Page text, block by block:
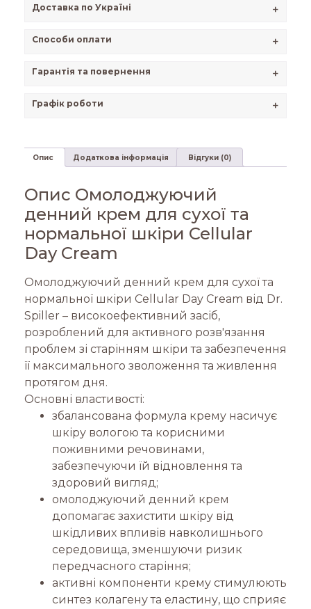
Доставка по Україні +
Способи оплати +
Гарантія та повернення +
Графік роботи +
Опис Додаткова інформація Відгуки (0)
Опис Омолоджуючий
денний крем для сухої та
нормальної шкіри Cellular
Day Cream
Омолоджуючий денний крем для сухої та
нормальної шкіри Cellular Day Cream від Dr.
Spiller – високоефективний засіб,
розроблений для активного розв'язання
проблем зі старінням шкіри та забезпечення
її максимального зволоження та живлення
протягом дня.
Основні властивості:
збалансована формула крему насичує
шкіру вологою та корисними
поживними речовинами,
забезпечуючи їй відновлення та
здоровий вигляд;
омолоджуючий денний крем
допомагає захистити шкіру від
шкідливих впливів навколишнього
середовища, зменшуючи ризик
передчасного старіння;
активні компоненти крему стимулюють
синтез колагену та еластину, що сприяє